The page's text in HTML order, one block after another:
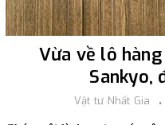
Vừa về lô
Sankyo,
Vật tư Nhất Gia